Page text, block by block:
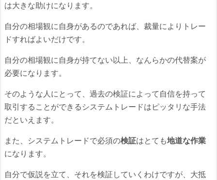
は大きな助けになります。
自分の相場観に自身があるのであれば、裁量によりトレー
ドすればよいだけです。
自分の相場観に自身が持てない以上、なんらかの代替案が
必要になります。
そのような人にとって、過去の検証によって自信を持って
取引することができるシステムトレードはピッタリな手法
だといえます。
また、システムトレードで必須の検証はとても地道な作業
になります。
自分で仮説を立て、それを検証していくわけですが、大抵